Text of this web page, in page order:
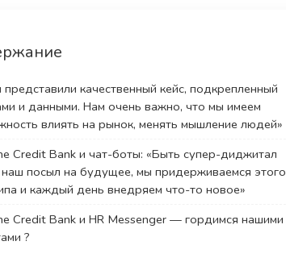
качественный кейс, подкрепленный
и данными. Нам очень важно, что мы имеем
влиять на рынок, менять мышление людей»
Credit Bank и чат-боты: «Быть супер-диджитал
посыл на будущее, мы придерживаемся этого
и каждый день внедряем что-то новое»
Credit Bank и HR Messenger — гордимся нашими
?